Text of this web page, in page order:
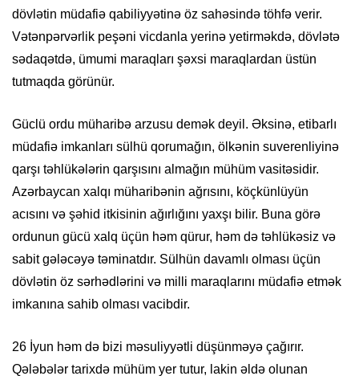
dövlətin müdafiə qabiliyyətinə öz sahəsində töhfə verir.
Vətənpərvərlik peşəni vicdanla yerinə yetirməkdə, dövlətə
sədaqətdə, ümumi maraqları şəxsi maraqlardan üstün
tutmaqda görünür.
Güclü ordu müharibə arzusu demək deyil. Əksinə, etibarlı
müdafiə imkanları sülhü qorumağın, ölkənin suverenliyinə
qarşı təhlükələrin qarşısını almağın mühüm vasitəsidir.
Azərbaycan xalqı müharibənin ağrısını, köçkünlüyün
acısını və şəhid itkisinin ağırlığını yaxşı bilir. Buna görə
ordunun gücü xalq üçün həm qürur, həm də təhlükəsiz və
sabit gələcəyə təminatdır. Sülhün davamlı olması üçün
dövlətin öz sərhədlərini və milli maraqlarını müdafiə etmək
imkanına sahib olması vacibdir.
26 İyun həm də bizi məsuliyyətli düşünməyə çağırır.
Qələbələr tarixdə mühüm yer tutur, lakin əldə olunan